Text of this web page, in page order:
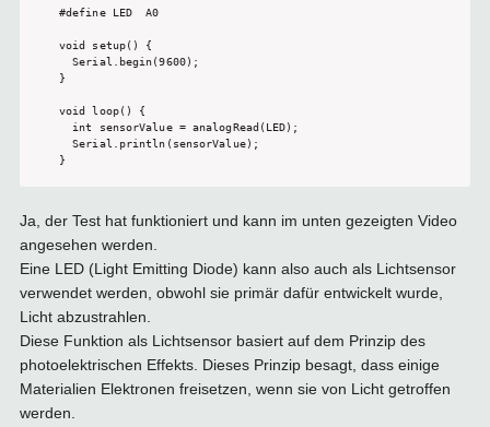
#define LED  A0
void setup() {
  Serial.begin(9600);
}
void loop() {
  int sensorValue = analogRead(LED);
  Serial.println(sensorValue);
}
Ja, der Test hat funktioniert und kann im unten gezeigten Video
angesehen werden.
Eine LED (Light Emitting Diode) kann also auch als Lichtsensor
verwendet werden, obwohl sie primär dafür entwickelt wurde,
Licht abzustrahlen.
Diese Funktion als Lichtsensor basiert auf dem Prinzip des
photoelektrischen Effekts. Dieses Prinzip besagt, dass einige
Materialien Elektronen freisetzen, wenn sie von Licht getroffen
werden.